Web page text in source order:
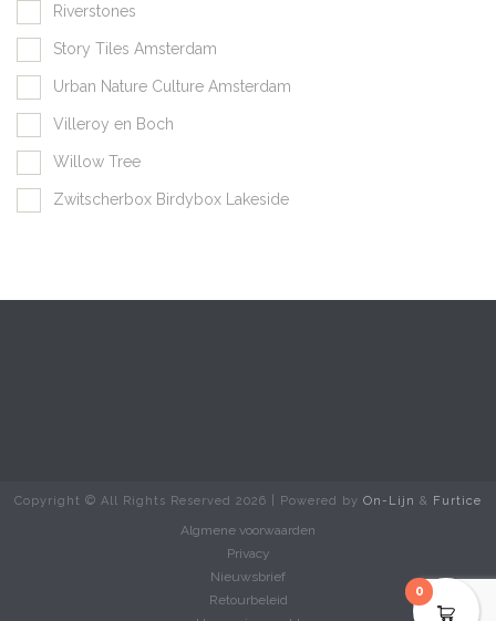
Riverstones
Story Tiles Amsterdam
Urban Nature Culture Amsterdam
Villeroy en Boch
Willow Tree
Zwitscherbox Birdybox Lakeside
Copyright © All Rights Reserved 2026 | Powered by On-Lijn & Furtice
Algmene voorwaarden
Privacy
Nieuwsbrief
Retourbeleid
0